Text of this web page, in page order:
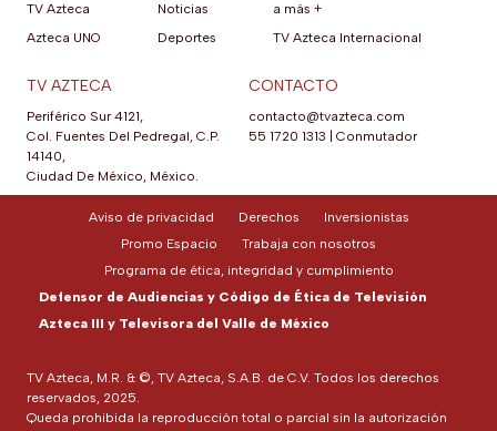
TV Azteca
Azteca UNO
Noticias
Deportes
a más +
TV Azteca Internacional
TV AZTECA
Periférico Sur 4121,
Col. Fuentes Del Pedregal, C.P.
14140,
Ciudad De México, México.
CONTACTO
contacto@tvazteca.com
55 1720 1313
Conmutador
TV Azteca, M.R. & ©, TV Azteca, S.A.B. de C.V. Todos los derechos
reservados, 2025.
Queda prohibida la reproducción total o parcial sin la autorización
Aviso de privacidad Derechos
Inversionistas
Promo Espacio
Trabaja con nosotros
Programa de ética, integridad y cumplimiento
Defensor de Audiencias y Código de Ética de Televisión
Azteca III y Televisora del Valle de México